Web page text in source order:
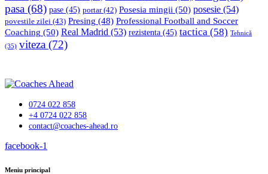
pasa (68) pase (45) portar(42) Posesia mingii (50) posesie (54)
povestile zilei (43) Presing (48) Professional Football and Soccer
Coaching (50) Real Madrid (53) rezistenta (45) tactica (58) Tehnică
(35) viteza (72)
0724 022 858
+4 0724 022 858
contact@coaches-ahead.ro
facebook-1
Meniu principal